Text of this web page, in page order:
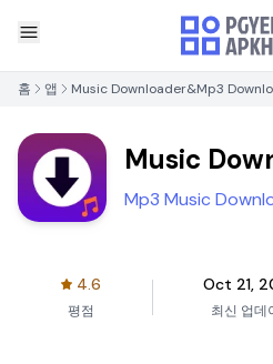
홈 앱 Music Downloader&Mp3
Music
Download
Mp3 Music
4.6
평점
Oct 21,
최신 업데